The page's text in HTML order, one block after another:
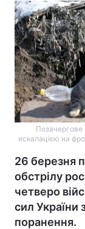
Позачергове
ескалацією на
26 березня
обстрілу
четверо
сил України
поранення.